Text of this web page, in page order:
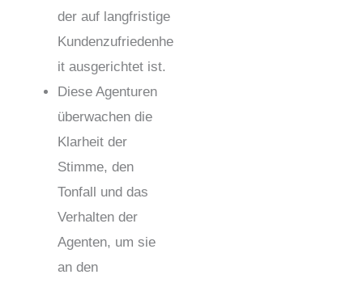
der auf langfristige
Kundenzufriedenhe
it ausgerichtet ist.
Diese Agenturen
überwachen die
Klarheit der
Stimme, den
Tonfall und das
Verhalten der
Agenten, um sie
an den